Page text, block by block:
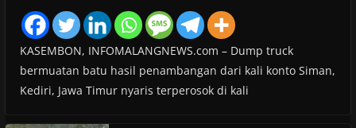
KASEMBON, INFOMALANGNEWS.com – Dump truck
bermuatan batu hasil penambangan dari kali konto Siman,
Kediri, Jawa Timur nyaris terperosok di kali